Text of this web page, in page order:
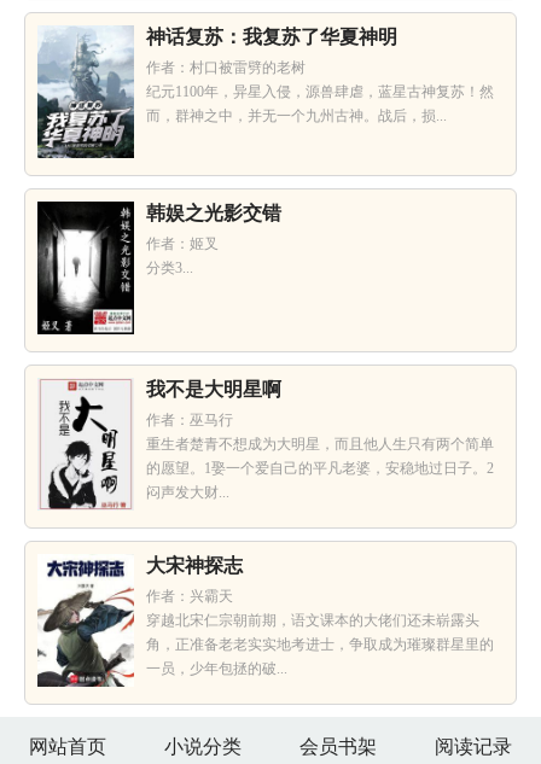
神话复苏：我复苏了华夏神明
作者：村口被雷劈的老树
纪元1100年，异星入侵，源兽肆虐，蓝星古神复苏！然
而，群神之中，并无一个九州古神。战后，损...
韩娱之光影交错
作者：姬叉
分类3...
我不是大明星啊
作者：巫马行
重生者楚青不想成为大明星，而且他人生只有两个简单
的愿望。1娶一个爱自己的平凡老婆，安稳地过日子。2
闷声发大财...
大宋神探志
作者：兴霸天
穿越北宋仁宗朝前期，语文课本的大佬们还未崭露头
角，正准备老老实实地考进士，争取成为璀璨群星里的
一员，少年包拯的破...
网站首页 小说分类 会员书架 阅读记录